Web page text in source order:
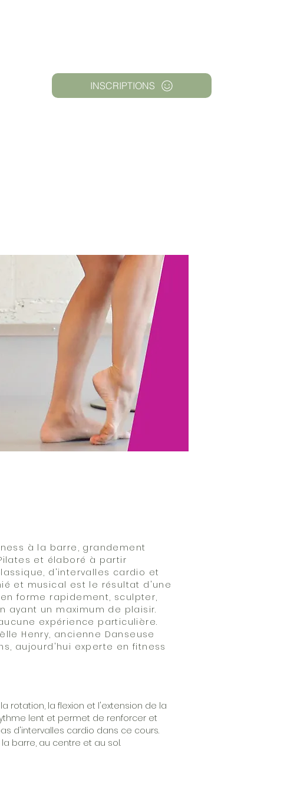
INSCRIPTIONS
à la barre, grandement
et élaboré à partir
d'intervalles cardio et
et musical est le résultat d'une
forme rapidement, sculpter,
ayant un maximum de plaisir.
expérience particulière.
Henry, ancienne Danseuse
aujourd'hui experte en fitness
rotation, la flexion et l'extension de la
lent et permet de renforcer et
d'intervalles cardio dans ce cours.
barre, au centre et au sol.